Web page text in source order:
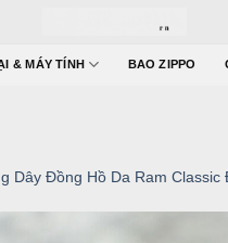
& MÁY TÍNH BAO ZIPPO
Dây Đồng Hồ Da Ram